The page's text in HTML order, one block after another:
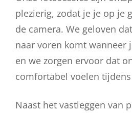
plezierig, zodat je je op je
de camera. We geloven
naar voren komt wanneer
en we zorgen ervoor dat
comfortabel voelen
Naast het vastleggen van